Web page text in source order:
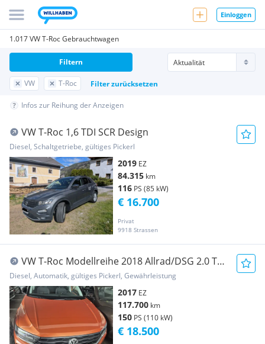
Einloggen
1.017 VW T-Roc Gebrauchtwagen
VW T-Roc Filter zurücksetzen
Filtern
Infos zur Reihung der Anzeigen
VW T-Roc 1,6 TDI SCR Design
Diesel, Schaltgetriebe, gültiges Pickerl
2019 EZ
84.315 km
116 PS (85 kW)
Privat
9918 Strassen
€ 16.700
VW T-Roc Modellreihe 2018 Allrad/DSG 2.0 TDI
Desi...
Diesel, Automatik, gültiges Pickerl, Gewährleistung
2017 EZ
117.700 km
150 PS (110 kW)
€ 18.500